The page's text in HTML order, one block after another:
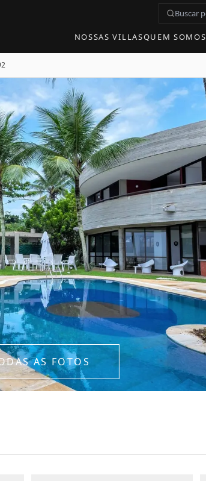
NOSSAS VILLASQUEM SOMOS
AS FOTOS